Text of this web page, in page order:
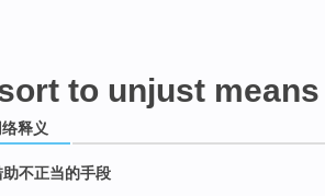
to unjust means
络释义
助不正当的手段